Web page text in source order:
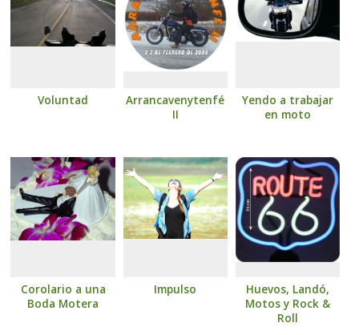
Voluntad
Arrancavenytenfé
II
Yendo a trabajar
en moto
Corolario a una
Boda Motera
Impulso
Huevos, Landó,
Motos y Rock &
Roll